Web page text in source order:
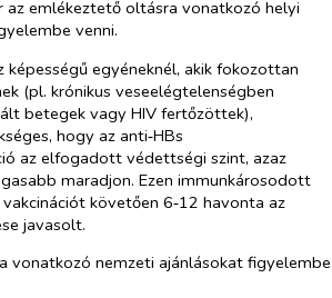
az emlékeztető oltásra vonatkozó helyi
venni.
képességű egyéneknél, akik fokozottan
(pl. krónikus veseelégtelenségben
betegek vagy HIV fertőzöttek),
hogy az anti‑HBs
az elfogadott védettségi szint, azaz
maradjon. Ezen immunkárosodott
követően 6‑12 havonta az
javasolt.
vonatkozó nemzeti ajánlásokat figyelembe